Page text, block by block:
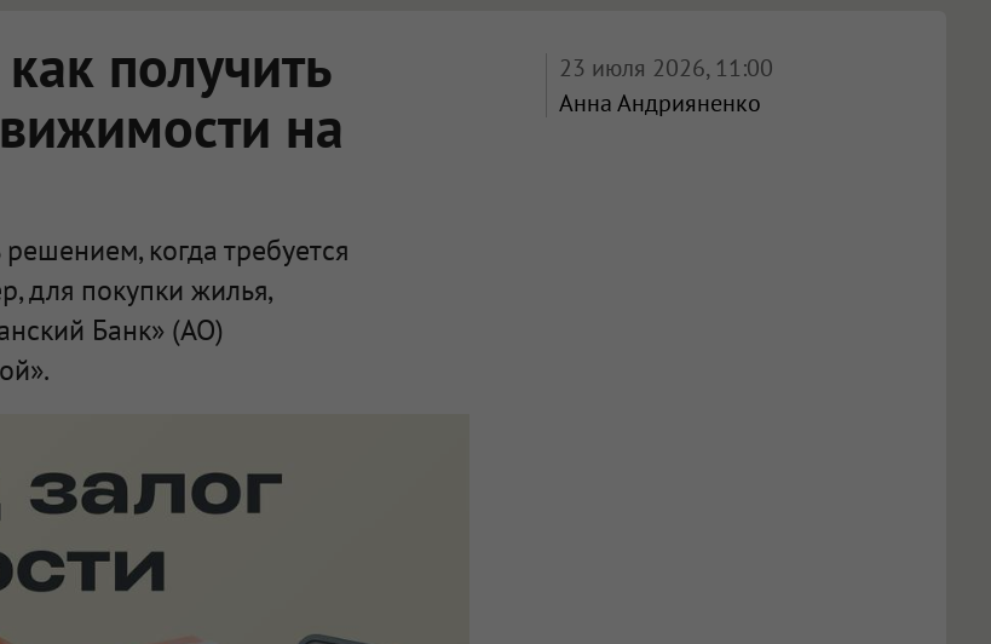
получить
на
когда требуется
для покупки жилья,
Банк» (АО)
23 июля 2026, 11:00
Анна Андрияненко